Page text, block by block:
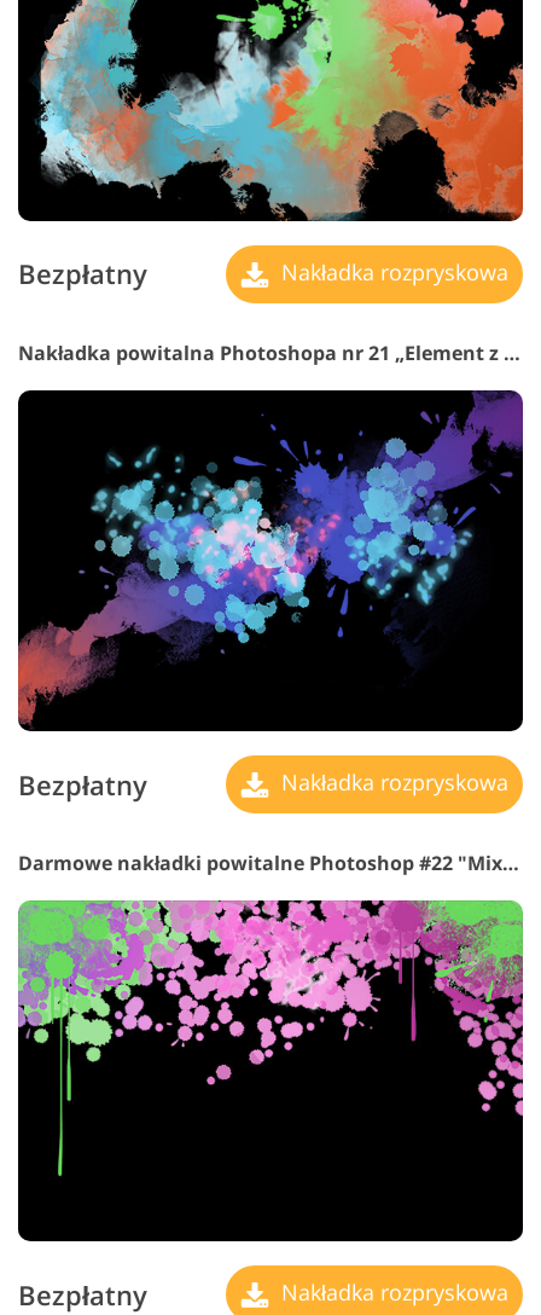
Bezpłatny Nakładka rozpryskowa
Nakładka powitalna Photoshopa nr 21 „Element z Woda”
Bezpłatny Nakładka rozpryskowa
Darmowe nakładki powitalne Photoshop #22 "Mixtures"
Bezpłatny Nakładka rozpryskowa